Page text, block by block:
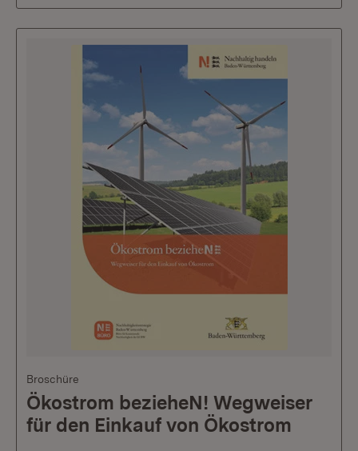
Broschüre
Ökostrom bezieheN! Wegweiser
für den Einkauf von Ökostrom